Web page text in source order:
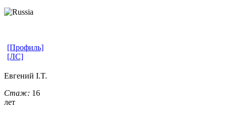
[Профиль]
[ЛС]
Евгений I.T.
Стаж: 16
лет